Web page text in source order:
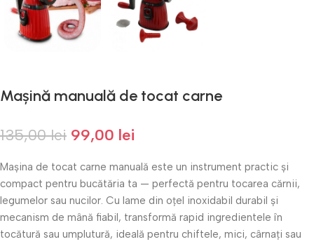
Mașină manuală de tocat carne
135,00lei 99,00 lei
Mașina de tocat carne manuală este un instrument practic și
compact pentru bucătăria ta — perfectă pentru tocarea cărnii,
legumelor sau nucilor. Cu lame din oțel inoxidabil durabil și
mecanism de mână fiabil, transformă rapid ingredientele în
tocătură sau umplutură, ideală pentru chiftele, mici, cârnați sau